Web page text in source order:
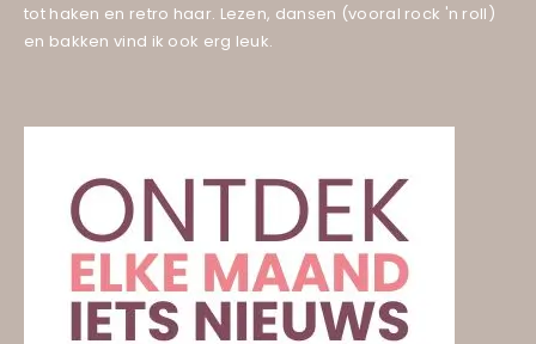
tot haken en retro haar. Lezen, dansen (vooral rock 'n roll)
en bakken vind ik ook erg leuk.